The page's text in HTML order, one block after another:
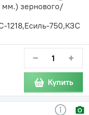
мм.) зернового/
1218,Есиль-750,КЗС
− +
Купить